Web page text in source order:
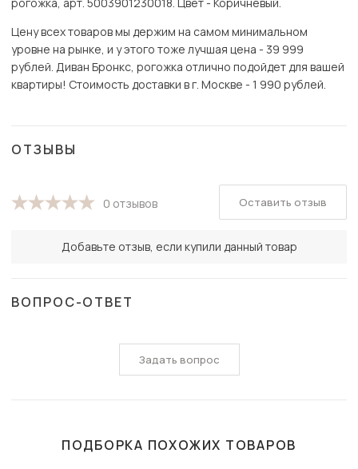
Цену всех товаров мы держим на самом минимальном
уровне на рынке, и у этого тоже лучшая цена - 39 999
рублей. Диван Бронкс, рогожка отлично подойдет для вашей
квартиры! Стоимость доставки в г. Москве - 1 990 рублей.
ОТЗЫВЫ
0 отзывов
Добавьте отзыв, если купили данный товар
Оставить отзыв
ВОПРОС-ОТВЕТ
Задать вопрос
ПОДБОРКА ПОХОЖИХ ТОВАРОВ